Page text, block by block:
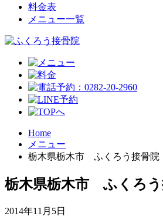
料金表
メニュー一覧
Home
メニュー
栃木県栃木市 ふくろう接骨
栃木県栃木市 ふくろ
2014年11月5日